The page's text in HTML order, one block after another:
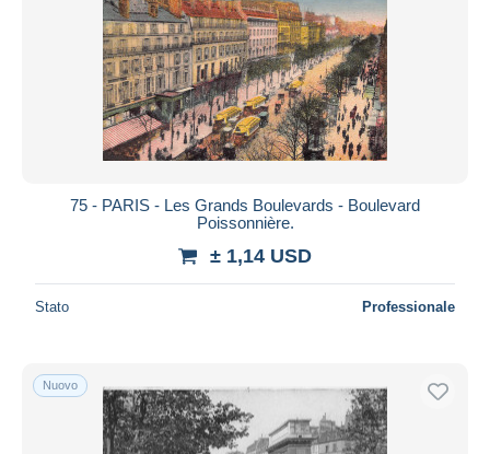
75 - PARIS - Les Grands Boulevards - Boulevard
Poissonnière.
± 1,14 USD
Stato Professionale
Nuovo